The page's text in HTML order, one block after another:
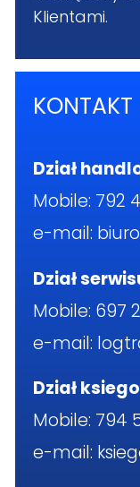
Klientami.
KONTAKT
Dział
Mobile: 792
e-mail:
Dział
Mobile: 697
e-mail:
Dział
Mobile: 794
e-mail: